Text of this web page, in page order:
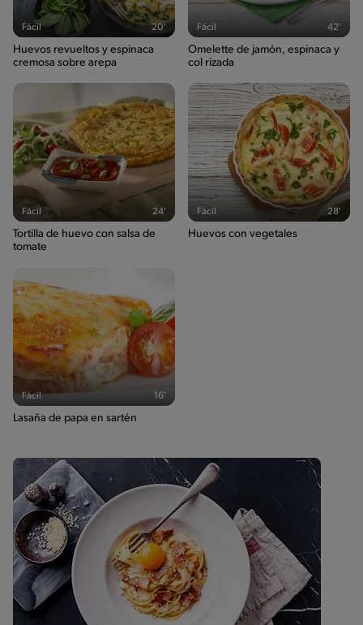
320g / 16%
Saturedfat
8g / 0%
548g / 0%
Salt
1.3g / %
Fácil 20'
Huevos revueltos y espinaca
cremosa sobre arepa
Fácil 42'
Omelette de jamón, espinaca y
col rizada
Fácil 24'
Tortilla de huevo con salsa de
tomate
Fácil 28'
Huevos con vegetales
Fácil 16'
Lasaña de papa en sartén